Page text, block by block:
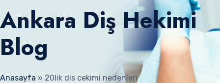
Ankara Diş Hekimi
Blog
Anasayfa » 20lik dis cekimi nedenleri